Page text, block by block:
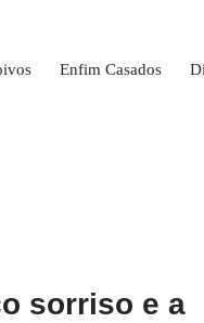
Enfim Casados
sorriso e a